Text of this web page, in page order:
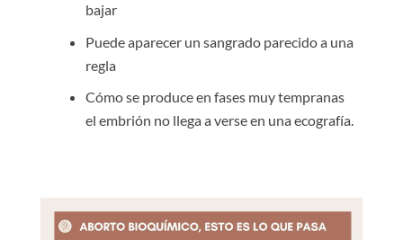
bajar
Puede aparecer un sangrado parecido a una
regla
Cómo se produce en fases muy tempranas
el embrión no llega a verse en una ecografía.